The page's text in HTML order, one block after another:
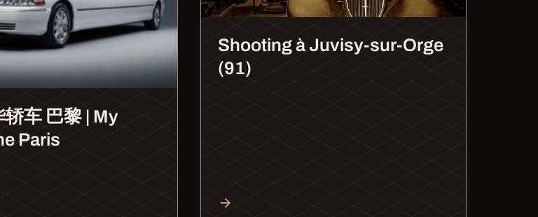
车 巴黎 | My
Paris
Shooting à Juvisy-sur-Orge
(91)